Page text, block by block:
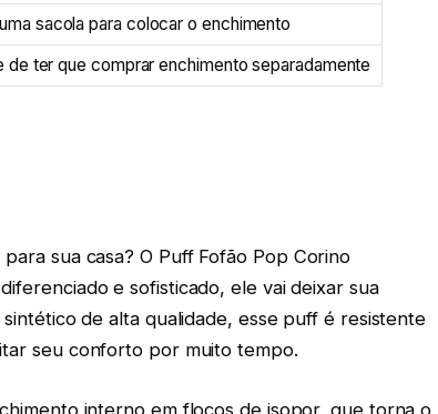
sacola para colocar o enchimento
de ter que comprar enchimento separadamente
sua casa? O Puff Fofão Pop Corino
e sofisticado, ele vai deixar sua
de alta qualidade, esse puff é resistente
seu conforto por muito tempo.
interno em flocos de isopor, que torna o